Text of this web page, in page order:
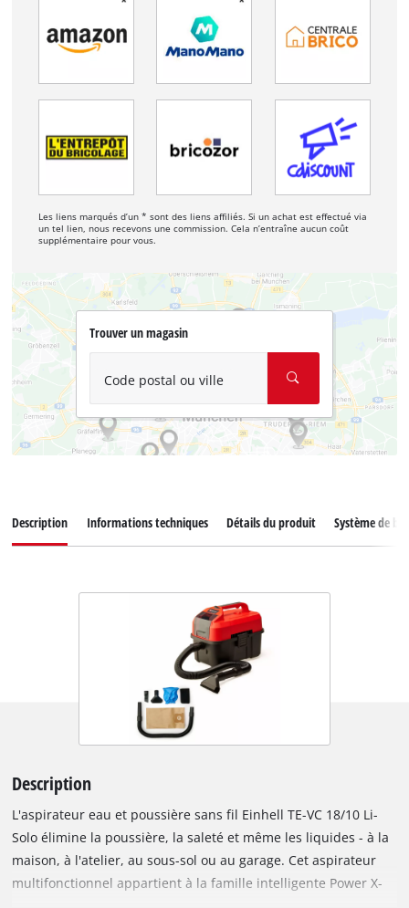
Les liens marqués d’un * sont des liens affiliés. Si un achat est effectué via
un tel lien, nous recevons une commission. Cela n’entraîne aucun coût
supplémentaire pour vous.
Trouver un magasin
Code postal ou ville
Description Informations techniques Détails du produit Système de
Description
L'aspirateur eau et poussière sans fil Einhell TE-VC 18/10 Li-
Solo élimine la poussière, la saleté et même les liquides - à la
maison, à l'atelier, au sous-sol ou au garage. Cet aspirateur
multifonctionnel appartient à la famille intelligente Power X-